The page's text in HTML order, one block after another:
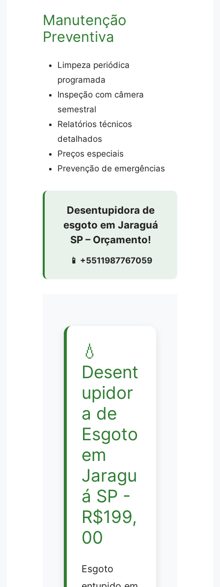
Manutenção
Preventiva
Limpeza periódica
programada
Inspeção com câmera
semestral
Relatórios técnicos
detalhados
Preços especiais
Prevenção de emergências
Desentupidora de
esgoto em Jaraguá
SP – Orçamento!
📱 +5511987767059
💧
Desent
upidor
a de
Esgoto
em
Jaragu
á SP -
R$199,
00
Esgoto